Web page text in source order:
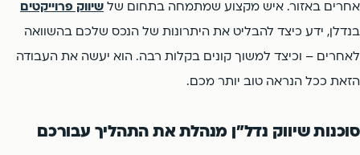
אחרים באזור. איש מקצוע שמתמחה בתחום של שיווק פרוייקטים
בנדלן, ידע כיצד להבליט את היתרונות של הנכס שלכם בהשוואה
לאחרים – וכיצד למשוך קונים בקלות רבה. הוא יעשה את העבודה
הזאת ככל הנראה טוב יותר מכם.
סוכנות שיווק נדל"ן מנהלת את התהליך עבורכם